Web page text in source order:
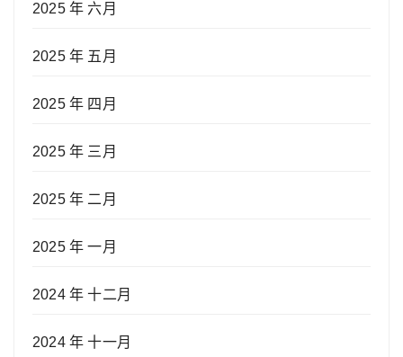
2025 年 六月
2025 年 五月
2025 年 四月
2025 年 三月
2025 年 二月
2025 年 一月
2024 年 十二月
2024 年 十一月